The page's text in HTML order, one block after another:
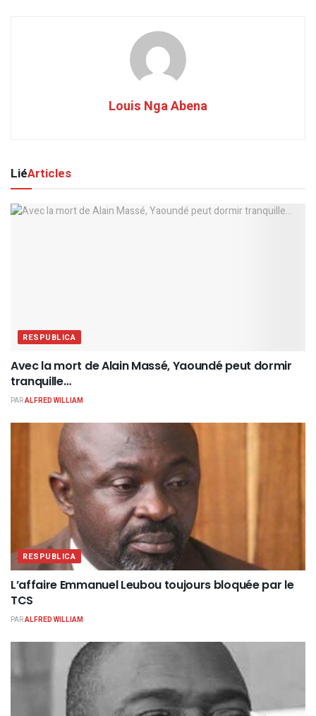
Louis Nga Abena
LiéArticles
RESPUBLICA
Avec la mort de Alain Massé, Yaoundé peut dormir
tranquille…
PARALFRED WILLIAM
RESPUBLICA
L’affaire Emmanuel Leubou toujours bloquée par le
TCS
PARALFRED WILLIAM